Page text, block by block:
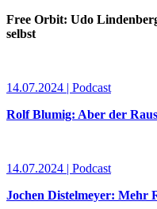
Free Orbit: Udo
selbst
14.07.2024 | Podcast
Rolf Blumig: Aber der
14.07.2024 | Podcast
Jochen Distelmeyer: Mehr